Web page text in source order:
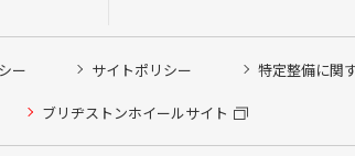
ー サイトポリシー 特定整備に関
ブリヂストンホイールサイト
の方はこちらを選択ください
ん